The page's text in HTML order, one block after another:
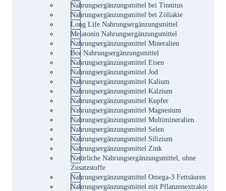
Nahrungsergänzungsmittel bei Tinnitus
Nahrungsergänzungsmittel bei Zöliakie
Long Life Nahrungsergänzungsmittel
Melatonin Nahrungsergänzungsmittel
Nahrungsergänzungsmittel Mineralien
Bor Nahrungsergänzungsmittel
Nahrungsergänzungsmittel Eisen
Nahrungsergänzungsmittel Jod
Nahrungsergänzungsmittel Kalium
Nahrungsergänzungsmittel Kalzium
Nahrungsergänzungsmittel Kupfer
Nahrungsergänzungsmittel Magnesium
Nahrungsergänzungsmittel Multimineralien
Nahrungsergänzungsmittel Selen
Nahrungsergänzungsmittel Silizium
Nahrungsergänzungsmittel Zink
Natürliche Nahrungsergänzungsmittel, ohne
Zusatzstoffe
Nahrungsergänzungsmittel Omega-3 Fettsäuren
Nahrungsergänzungsmittel mit Pflanzenextrakte